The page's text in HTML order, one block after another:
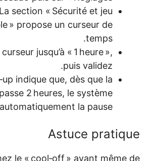
responsable
Glissez le
Un
session
imposera